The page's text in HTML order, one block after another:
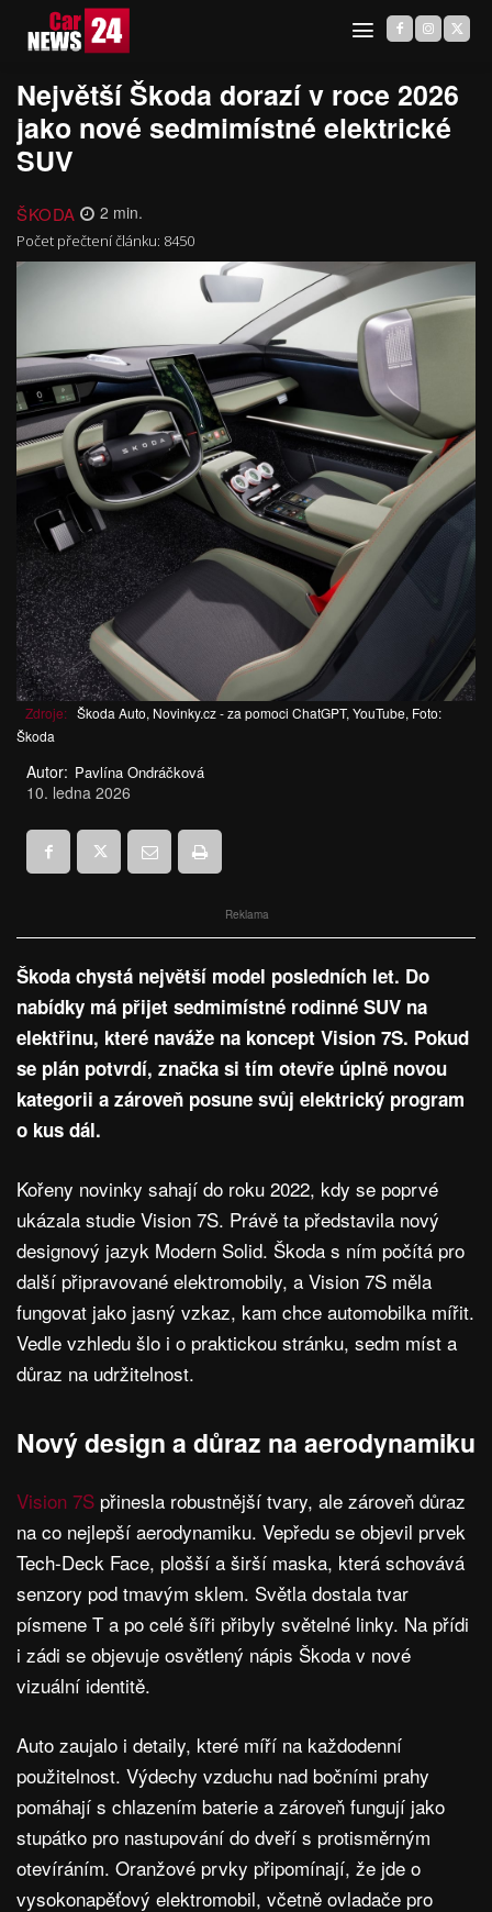
Největší Škoda dorazí v roce 2026
jako nové sedmimístné elektrické
SUV
ŠKODA 2 min.
Počet přečtení článku: 8450
Zdroje: Škoda Auto, Novinky.cz - za pomoci ChatGPT, YouTube, Foto:
Škoda
Autor: Pavlína Ondráčková
10. ledna 2026
Reklama
Škoda chystá největší model posledních let. Do
nabídky má přijet sedmimístné rodinné SUV na
elektřinu, které naváže na koncept Vision 7S. Pokud
se plán potvrdí, značka si tím otevře úplně novou
kategorii a zároveň posune svůj elektrický program
o kus dál.
Kořeny novinky sahají do roku 2022, kdy se poprvé
ukázala studie Vision 7S. Právě ta představila nový
designový jazyk Modern Solid. Škoda s ním počítá pro
další připravované elektromobily, a Vision 7S měla
fungovat jako jasný vzkaz, kam chce automobilka mířit.
Vedle vzhledu šlo i o praktickou stránku, sedm míst a
důraz na udržitelnost.
Nový design a důraz na aerodynamiku
Vision 7S přinesla robustnější tvary, ale zároveň důraz
na co nejlepší aerodynamiku. Vepředu se objevil prvek
Tech-Deck Face, plošší a širší maska, která schovává
senzory pod tmavým sklem. Světla dostala tvar
písmene T a po celé šíři přibyly světelné linky. Na přídi
i zádi se objevuje osvětlený nápis Škoda v nové
vizuální identitě.
Auto zaujalo i detaily, které míří na každodenní
použitelnost. Výdechy vzduchu nad bočními prahy
pomáhají s chlazením baterie a zároveň fungují jako
stupátko pro nastupování do dveří s protisměrným
otevíráním. Oranžové prvky připomínají, že jde o
vysokonapěťový elektromobil, včetně ovladače pro